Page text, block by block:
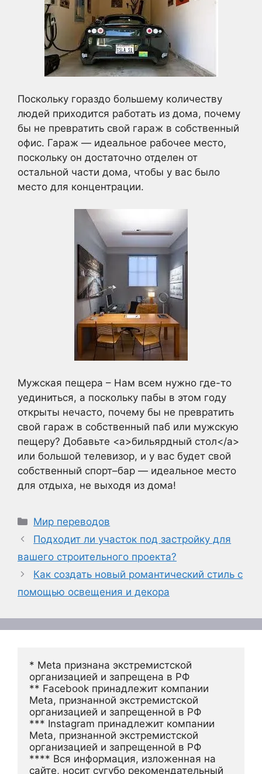
Поскольку гораздо большему количеству
людей приходится работать из дома, почему
бы не превратить свой гараж в собственный
офис. Гараж — идеальное рабочее место,
поскольку он достаточно отделен от
остальной части дома, чтобы у вас было
место для концентрации.
Мужская пещера – Нам всем нужно где-то
уединиться, а поскольку пабы в этом году
открыты нечасто, почему бы не превратить
свой гараж в собственный паб или мужскую
пещеру? Добавьте <a>бильярдный стол</a>
или большой телевизор, и у вас будет свой
собственный спорт–бар — идеальное место
для отдыха, не выходя из дома!
Рубрики
Мир переводов
Подходит ли участок под застройку для
вашего строительного проекта?
Как создать новый романтический стиль с
помощью освещения и декора
* Meta признана экстремистской
организацией и запрещена в РФ
** Facebook принадлежит компании
Meta, признанной экстремистской
организацией и запрещенной в РФ
*** Instagram принадлежит компании
Meta, признанной экстремистской
организацией и запрещенной в РФ
**** Вся информация, изложенная на
сайте, носит сугубо рекомендательный